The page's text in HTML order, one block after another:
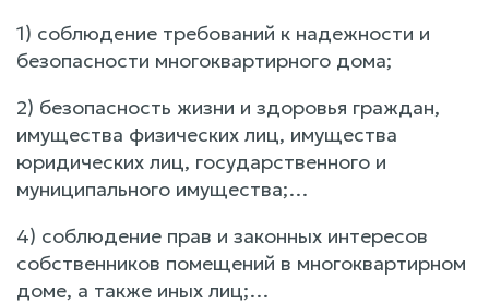
1) соблюдение требований к надежности и
безопасности многоквартирного дома;
2) безопасность жизни и здоровья граждан,
имущества физических лиц, имущества
юридических лиц, государственного и
муниципального имущества;…
4) соблюдение прав и законных интересов
собственников помещений в многоквартирном
доме, а также иных лиц;…